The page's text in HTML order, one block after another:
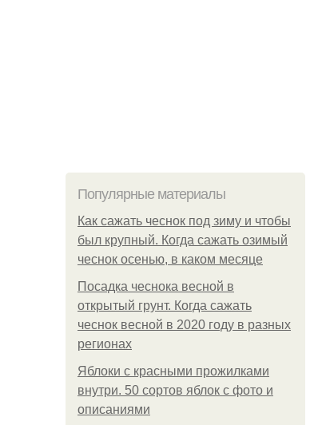
Популярные материалы
Как сажать чеснок под зиму и чтобы
был крупный. Когда сажать озимый
чеснок осенью, в каком месяце
Посадка чеснока весной в
открытый грунт. Когда сажать
чеснок весной в 2020 году в разных
регионах
Яблоки с красными прожилками
внутри. 50 сортов яблок с фото и
описаниями